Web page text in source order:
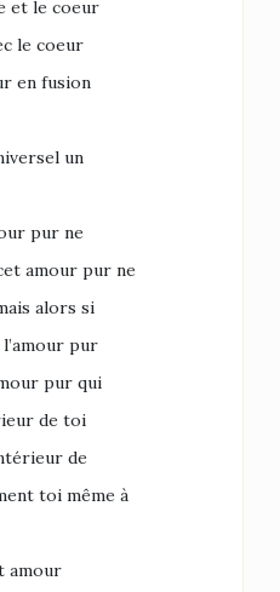
et le coeur
le coeur
en fusion
un
pur ne
amour pur ne
alors si
pur
pur qui
de toi
de
toi même à
amour